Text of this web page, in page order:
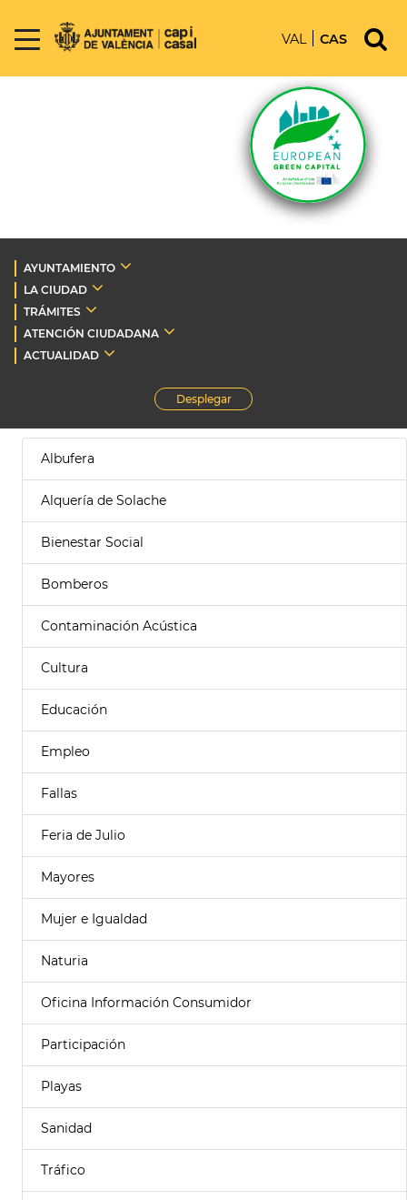
VAL CAS
AYUNTAMIENTO
LA CIUDAD
TRÁMITES
ATENCIÓN CIUDADANA
ACTUALIDAD
Desplegar
Albufera
Alquería de Solache
Bienestar Social
Bomberos
Contaminación Acústica
Cultura
Educación
Empleo
Fallas
Feria de Julio
Mayores
Mujer e Igualdad
Naturia
Oficina Información Consumidor
Participación
Playas
Sanidad
Tráfico